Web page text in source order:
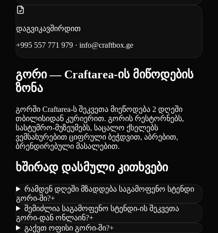
დაგვიკავშირდით
+995 557 771 979 · info@craftbox.ge
გორი — Craftarea-ის მიწოდების
ზონა
გორში Craftarea-ს შეკვეთა მიეწოდება 2 დღეში
თბილისიდან კურიერით. გორის რესტორნებს,
სასტუმრო-მუზეუმებს, საცალო ქსელებს
ვემსახურებით ციფრული ბეჭდვით, აბრებით,
ბრენდირებული მასალებით.
ხშირად დასმული კითხვები
რამდენ დღეში მზადდება საგამოფენო სტენდი
გორი-ში?+
შემიძლია საგამოფენო სტენდი-ის შეკვეთა
გორი-დან ონლაინ?+
გაქვთ ოფისი გორი-ში?+